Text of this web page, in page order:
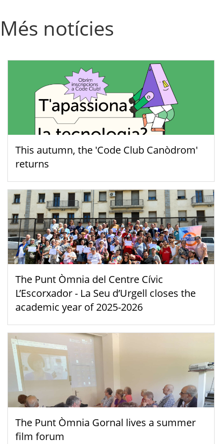
Més notícies
This autumn, the 'Code Club Canòdrom'
returns
The Punt Òmnia del Centre Cívic
L’Escorxador - La Seu d’Urgell closes the
academic year of 2025-2026
The Punt Òmnia Gornal lives a summer
film forum